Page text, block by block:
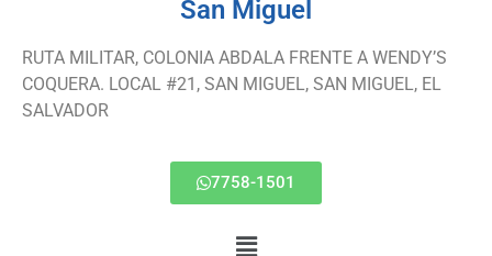
San Miguel
RUTA MILITAR, COLONIA ABDALA FRENTE A WENDY’S
COQUERA. LOCAL #21, SAN MIGUEL, SAN MIGUEL, EL
SALVADOR
7758-1501